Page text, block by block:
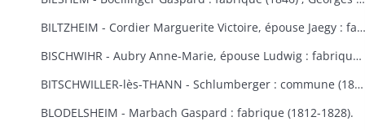
BILTZHEIM - Cordier Marguerite Victoire, épouse Jaegy : fabrique (1851).
BISCHWIHR - Aubry Anne-Marie, épouse Ludwig : fabrique (1854-1858) ; Broly Joseph : fabrique (1848) ; Frich Marie-Madeleine : fabrique (1852) ; Jourdain Marie-Claire, épouse Helmlinger : fabrique (1857-1860) ; Steib Mathias : commune (1852).
BITSCHWILLER-lès-THANN - Schlumberger : commune (1867).
BLODELSHEIM - Marbach Gaspard : fabrique (1812-1828).